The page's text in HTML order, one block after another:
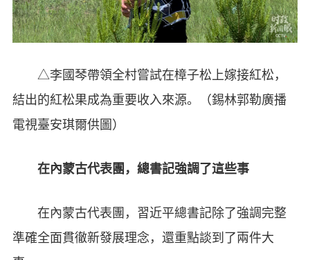
△李國琴帶領全村嘗試在樟子松上嫁接紅松，
結出的紅松果成為重要收入來源。（錫林郭勒廣播
電視臺安琪爾供圖）
在內蒙古代表團，總書記強調了這些事
在內蒙古代表團，習近平總書記除了強調完整
準確全面貫徹新發展理念，還重點談到了兩件大